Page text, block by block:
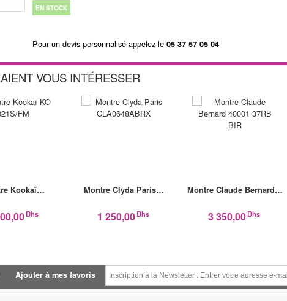
EN STOCK
Pour un devis personnalisé appelez le 05 37 57 05 04
VOUS INTÉRESSER
Kookaï…
Dhs
Montre Clyda Paris…
1 250,00Dhs
Montre Claude Bernard…
3 350,00Dhs
Ajouter à mes favoris